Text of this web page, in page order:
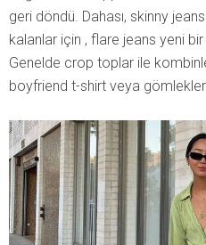
geri döndü. Dahası, skinny
kalanlar için , flare jeans yeni
Genelde crop toplar ile
boyfriend t-shirt veya